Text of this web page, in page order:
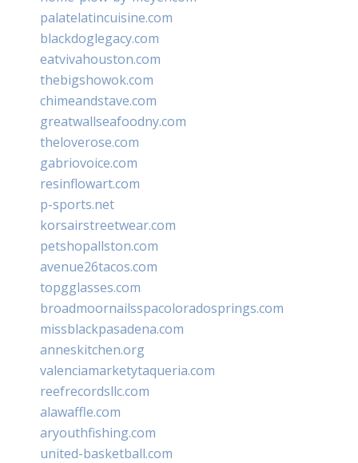
palatelatincuisine.com
blackdoglegacy.com
eatvivahouston.com
thebigshowok.com
chimeandstave.com
greatwallseafoodny.com
theloverose.com
gabriovoice.com
resinflowart.com
p-sports.net
korsairstreetwear.com
petshopallston.com
avenue26tacos.com
topgglasses.com
broadmoornailsspacoloradosprings.com
missblackpasadena.com
anneskitchen.org
valenciamarketytaqueria.com
reefrecordsllc.com
alawaffle.com
aryouthfishing.com
united-basketball.com